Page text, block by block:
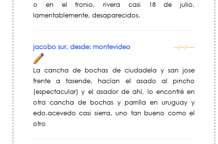
o en el tronio, rivera casi 18 de julio,
lamentablemente, desaparecidos.
jacobo sur, desde: montevideo --/--/----
La cancha de bochas de ciudadela y san jose
frente a tasende, hacían el asado al pincho
(espectacular) y el asador de ahí, lo encontré en
otra cancha de bochas y parrilla en uruguay y
edo.acevedo casi sierra, uno tan bueno como el
otro